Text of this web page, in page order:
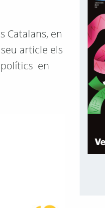
Catalans, en
article els
polítics en